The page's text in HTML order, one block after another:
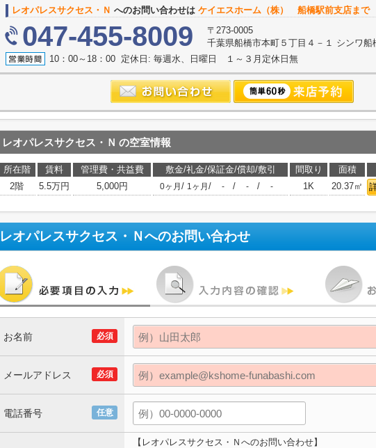
レオパレスサクセス・Ｎ へのお問い合わせは ケイエスホーム（株） 船橋駅前支店まで
047-455-8009
〒273-0005
千葉県船橋市本町５丁目４－１ シンワ船
10：00～18：00 定休日: 毎週水、日曜日 １～３月定休日無
レオパレスサクセス・Ｎ の空室情報
所在階 賃料 管理費・共益費 敷金/礼金/保証金/償却/敷引 間取り 面積
2階
5.5万円 5,000円 0ヶ月 / 1ヶ月 / - / - / - 1K 20.37㎡
レオパレスサクセス・Ｎへのお問い合わせ
必須
お名前
必須
メールアドレス
任意
電話番号
【レオパレスサクセス・Ｎへのお問い合わせ】